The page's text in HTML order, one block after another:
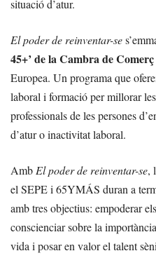
situació d’atur.
El poder de reinventar-se
45+’ de la Cambra de
Europea. Un programa que
laboral i formació per millorar
professionals de les persones
d’atur o inactivitat laboral.
Amb El poder de reinventar-se,
el SEPE i 65YMÁS duran a
amb tres objectius: empoderar
conscienciar sobre la
vida i posar en valor el talent